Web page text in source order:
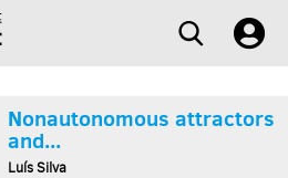
Nonautonomous attractors
and...
Luís Silva